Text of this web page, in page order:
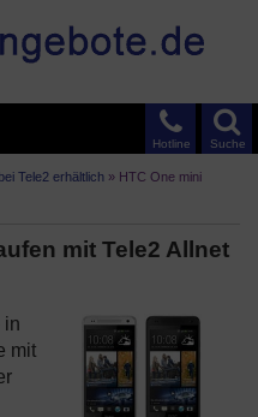
Suche
Hotline
Tele2 erhältlich » HTC One mini
mit Tele2 Allnet
in
mit